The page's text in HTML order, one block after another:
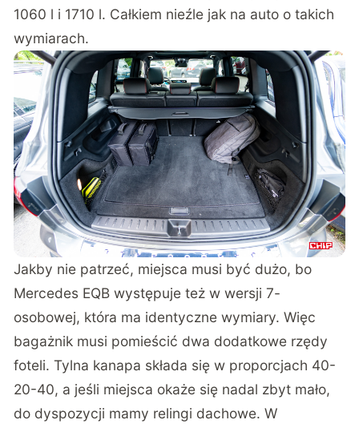
1060 l i 1710 l. Całkiem nieźle jak na auto o takich
wymiarach.
Jakby nie patrzeć, miejsca musi być dużo, bo
Mercedes EQB występuje też w wersji 7-
osobowej, która ma identyczne wymiary. Więc
bagażnik musi pomieścić dwa dodatkowe rzędy
foteli. Tylna kanapa składa się w proporcjach 40-
20-40, a jeśli miejsca okaże się nadal zbyt mało,
do dyspozycji mamy relingi dachowe. W